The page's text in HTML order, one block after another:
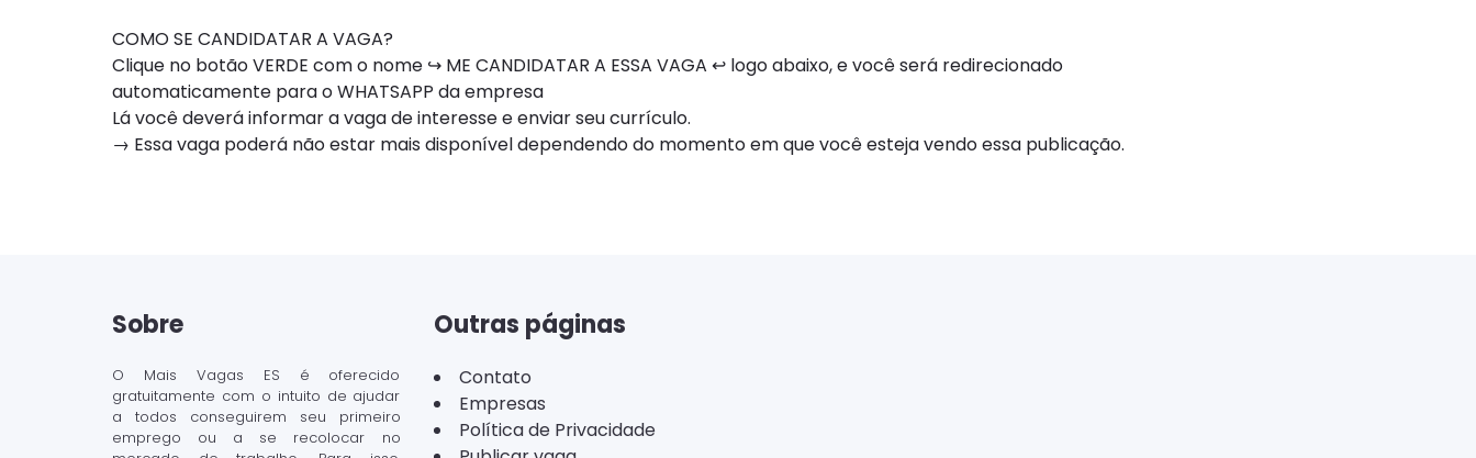
COMO SE CANDIDATAR A VAGA?
Clique no botão VERDE com o nome ↪ ME CANDIDATAR A ESSA VAGA ↩ logo abaixo, e você será redirecionado
automaticamente para o WHATSAPP da empresa
Lá você deverá informar a vaga de interesse e enviar seu currículo.
→ Essa vaga poderá não estar mais disponível dependendo do momento em que você esteja vendo essa publicação.
Sobre
O Mais Vagas ES é oferecido
gratuitamente com o intuito de ajudar
a todos conseguirem seu primeiro
emprego ou a se recolocar no
Outras páginas
Contato
Empresas
Política de Privacidade